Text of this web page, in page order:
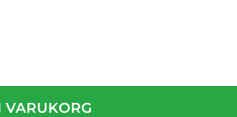
VARUKORG